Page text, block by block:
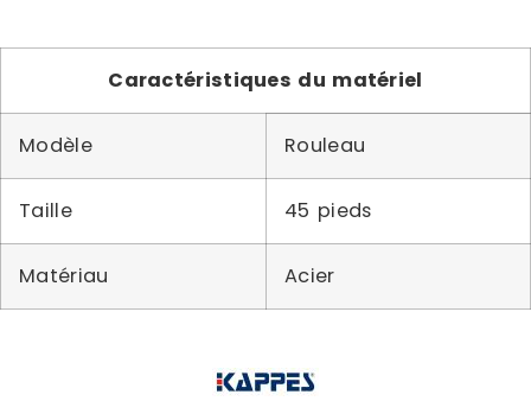
Caractéristiques du matériel
Modèle Rouleau
Taille 45 pieds
Matériau Acier